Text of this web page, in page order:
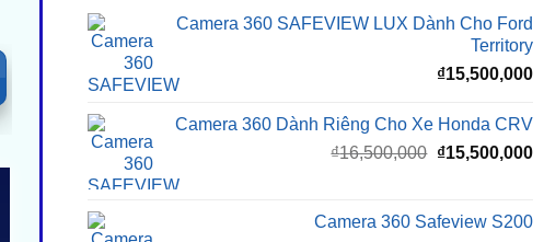
Camera 360 SAFEVIEW LUX Dành Cho Ford
Territory
₫15,500,000
Camera 360 Dành Riêng Cho Xe Honda CRV
₫16,500,000 Giá
₫16,500,000.
₫15,500,000
Camera 360 Safeview S200